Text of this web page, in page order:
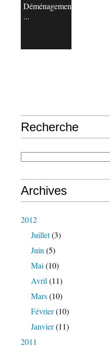
Déménagement
...
Recherche
Archives
2012
Juillet(3)
Juin (5)
Mai (10)
Avril (11)
Mars(10)
Février(10)
Janvier(11)
2011